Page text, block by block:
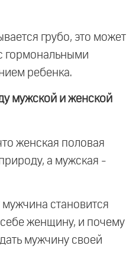
грубо, это может
гормональными
ребенка.
мужской и женской
женская половая
а мужская -
мужчина становится
женщину, и почему
мужчину своей